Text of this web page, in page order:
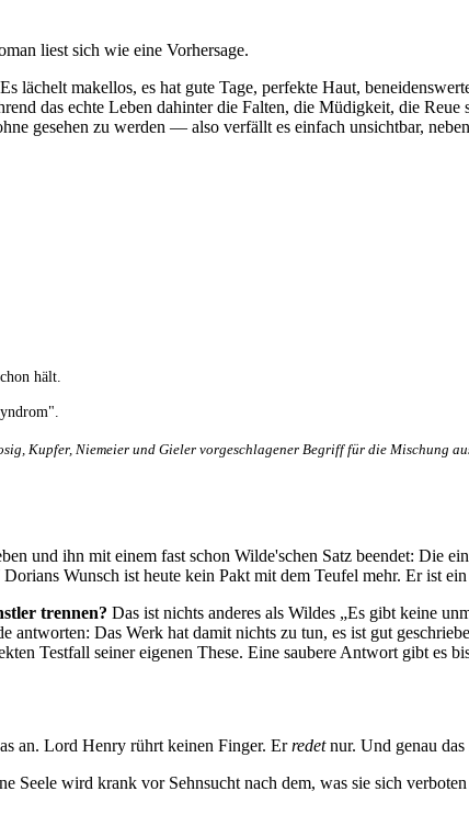
liest sich wie eine Vorhersage.
lächelt makellos, es hat gute Tage, perfekte Haut,
das echte Leben dahinter die Falten, die Müdigkeit, die Reue
gesehen zu werden — also verfällt es einfach unsichtbar,
hält.
Kupfer, Niemeier und Gieler vorgeschlagener Begriff für die Mischung
und ihn mit einem fast schon Wilde'schen Satz beendet: Die
Dorians Wunsch ist heute kein Pakt mit dem Teufel mehr. Er ist
trennen? Das ist nichts anderes als Wildes „Es gibt keine
Das Werk hat damit nichts zu tun, es ist gut
Testfall seiner eigenen These. Eine saubere Antwort gibt es
an. Lord Henry rührt keinen Finger. Erredetnur. Und genau das
Seele wird krank vor Sehnsucht nach dem, was sie sich verboten